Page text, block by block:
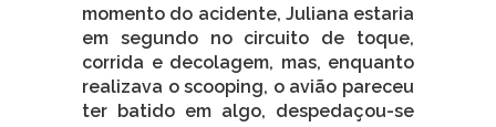
momento do acidente, Juliana estaria
em segundo no circuito de toque,
corrida e decolagem, mas, enquanto
realizava o scooping, o avião pareceu
ter batido em algo, despedaçou-se